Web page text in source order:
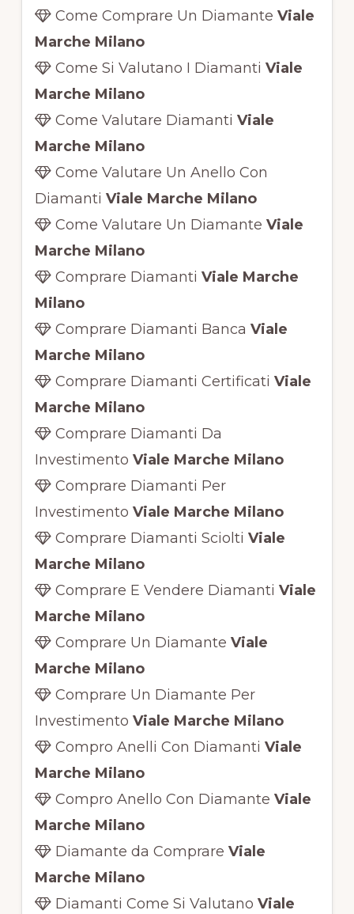
Come Comprare Un Diamante Viale
Marche Milano
Come Si Valutano I Diamanti Viale
Marche Milano
Come Valutare Diamanti Viale
Marche Milano
Come Valutare Un Anello Con
Diamanti Viale Marche Milano
Come Valutare Un Diamante Viale
Marche Milano
Comprare Diamanti Viale Marche
Milano
Comprare Diamanti Banca Viale
Marche Milano
Comprare Diamanti Certificati Viale
Marche Milano
Comprare Diamanti Da
Investimento Viale Marche Milano
Comprare Diamanti Per
Investimento Viale Marche Milano
Comprare Diamanti Sciolti Viale
Marche Milano
Comprare E Vendere Diamanti Viale
Marche Milano
Comprare Un Diamante Viale
Marche Milano
Comprare Un Diamante Per
Investimento Viale Marche Milano
Compro Anelli Con Diamanti Viale
Marche Milano
Compro Anello Con Diamante Viale
Marche Milano
Diamante da Comprare Viale
Marche Milano
Diamanti Come Si Valutano Viale